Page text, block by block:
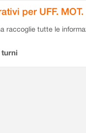
per UFF. MOT.
raccoglie tutte le
turni